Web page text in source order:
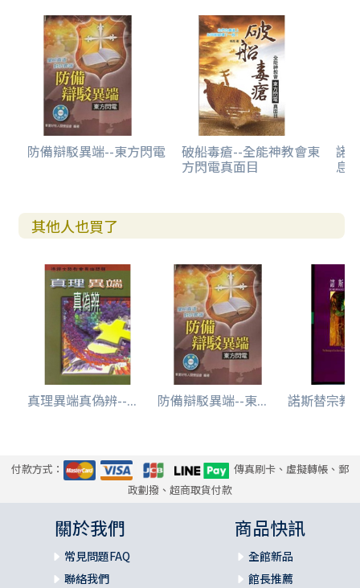
防備辯駁異端--東方閃電 破船毒瘡--全能神教會東
方閃電真面目
諾
息
其他人也買了
真理異端真偽辨--... 防備辯駁異端--東... 諾斯替宗教
付款方式：
傳真刷卡、虛擬轉帳、郵
政劃撥、超商取貨付款
關於我們
常見問題FAQ
聯絡我們
商品快訊
全館新品
館長推薦